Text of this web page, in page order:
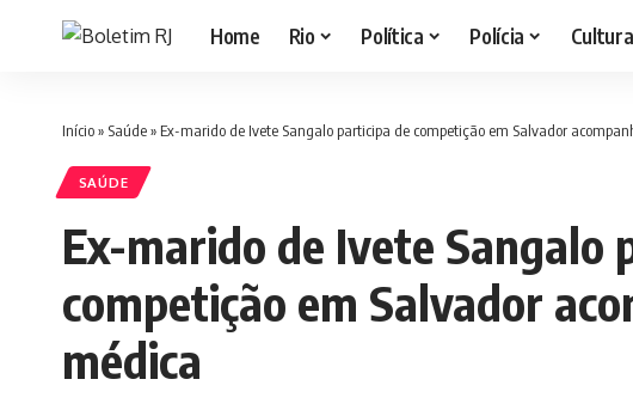
Home Rio Política Polícia Cultura
Início» Saúde» Ex-marido de Ivete Sangalo participa de competição em Salvador
SAÚDE
Ex-marido de Ivete Sangalo
competição em Salvador
médica